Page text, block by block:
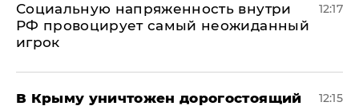
Социальную напряженность внутри
РФ провоцирует самый неожиданный
игрок
12:17
В Крыму уничтожен дорогостоящий
12:15